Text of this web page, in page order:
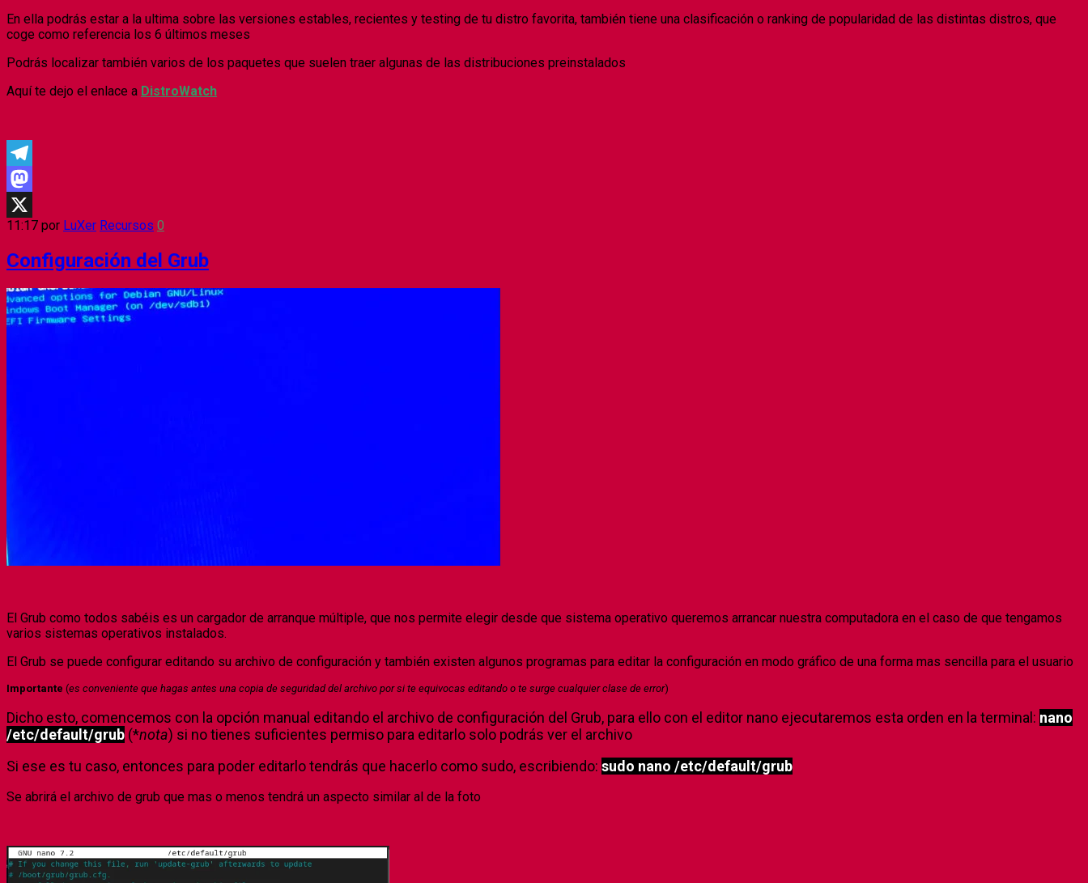
En ella podrás estar a la ultima sobre las versiones estables, recientes y testing de tu distro favorita, también tiene una clasificación o ranking de popularidad de las distintas distros, que
coge como referencia los 6 últimos meses
Podrás localizar también varios de los paquetes que suelen traer algunas de las distribuciones preinstalados
Aquí te dejo el enlace a DistroWatch
Telegram
Mastodon
X
11:17 por LuXer Recursos 0
Configuración del Grub
El Grub como todos sabéis es un cargador de arranque múltiple, que nos permite elegir desde que sistema operativo queremos arrancar nuestra computadora en el caso de que tengamos
varios sistemas operativos instalados.
El Grub se puede configurar editando su archivo de configuración y también existen algunos programas para editar la configuración en modo gráfico de una forma mas sencilla para el usuario
Importante (es conveniente que hagas antes una copia de seguridad del archivo por si te equivocas editando o te surge cualquier clase de error)
Dicho esto, comencemos con la opción manual editando el archivo de configuración del Grub, para ello con el editor nano ejecutaremos esta orden en la terminal: nano
/etc/default/grub (*nota) si no tienes suficientes permiso para editarlo solo podrás ver el archivo
Si ese es tu caso, entonces para poder editarlo tendrás que hacerlo como sudo, escribiendo: sudo nano /etc/default/grub
Se abrirá el archivo de grub que mas o menos tendrá un aspecto similar al de la foto